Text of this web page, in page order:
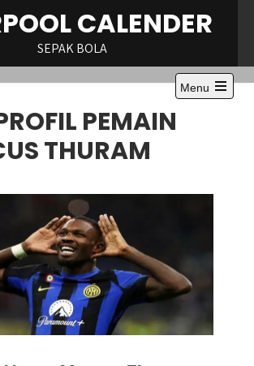
CALENDER
SEPAK BOLA
Menu
PEMAIN
THURAM